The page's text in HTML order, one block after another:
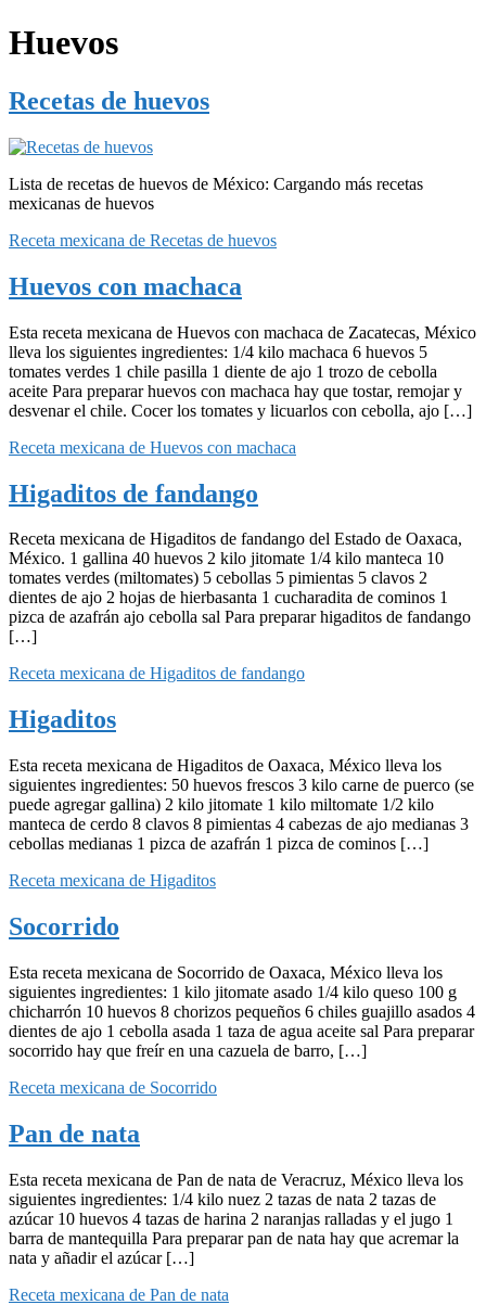
Huevos
Recetas de huevos
Lista de recetas de huevos de México: Cargando más recetas
mexicanas de huevos
Receta mexicana de Recetas de huevos
Huevos con machaca
Esta receta mexicana de Huevos con machaca de Zacatecas, México
lleva los siguientes ingredientes: 1/4 kilo machaca 6 huevos 5
tomates verdes 1 chile pasilla 1 diente de ajo 1 trozo de cebolla
aceite Para preparar huevos con machaca hay que tostar, remojar y
desvenar el chile. Cocer los tomates y licuarlos con cebolla, ajo […]
Receta mexicana de Huevos con machaca
Higaditos de fandango
Receta mexicana de Higaditos de fandango del Estado de Oaxaca,
México. 1 gallina 40 huevos 2 kilo jitomate 1/4 kilo manteca 10
tomates verdes (miltomates) 5 cebollas 5 pimientas 5 clavos 2
dientes de ajo 2 hojas de hierbasanta 1 cucharadita de cominos 1
pizca de azafrán ajo cebolla sal Para preparar higaditos de fandango
[…]
Receta mexicana de Higaditos de fandango
Higaditos
Esta receta mexicana de Higaditos de Oaxaca, México lleva los
siguientes ingredientes: 50 huevos frescos 3 kilo carne de puerco (se
puede agregar gallina) 2 kilo jitomate 1 kilo miltomate 1/2 kilo
manteca de cerdo 8 clavos 8 pimientas 4 cabezas de ajo medianas 3
cebollas medianas 1 pizca de azafrán 1 pizca de cominos […]
Receta mexicana de Higaditos
Socorrido
Esta receta mexicana de Socorrido de Oaxaca, México lleva los
siguientes ingredientes: 1 kilo jitomate asado 1/4 kilo queso 100 g
chicharrón 10 huevos 8 chorizos pequeños 6 chiles guajillo asados 4
dientes de ajo 1 cebolla asada 1 taza de agua aceite sal Para preparar
socorrido hay que freír en una cazuela de barro, […]
Receta mexicana de Socorrido
Pan de nata
Esta receta mexicana de Pan de nata de Veracruz, México lleva los
siguientes ingredientes: 1/4 kilo nuez 2 tazas de nata 2 tazas de
azúcar 10 huevos 4 tazas de harina 2 naranjas ralladas y el jugo 1
barra de mantequilla Para preparar pan de nata hay que acremar la
nata y añadir el azúcar […]
Receta mexicana de Pan de nata